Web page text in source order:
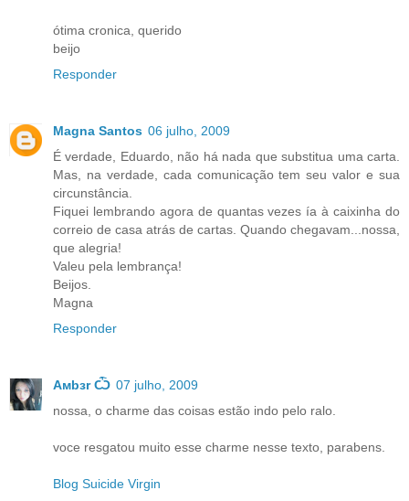
ótima cronica, querido
beijo
Responder
Magna Santos 06 julho, 2009
É verdade, Eduardo, não há nada que substitua uma carta.
Mas, na verdade, cada comunicação tem seu valor e sua
circunstância.
Fiquei lembrando agora de quantas vezes ía à caixinha do
correio de casa atrás de cartas. Quando chegavam...nossa,
que alegria!
Valeu pela lembrança!
Beijos.
Magna
Responder
Aмbзr Ѽ 07 julho, 2009
nossa, o charme das coisas estão indo pelo ralo.
voce resgatou muito esse charme nesse texto, parabens.
Blog Suicide Virgin